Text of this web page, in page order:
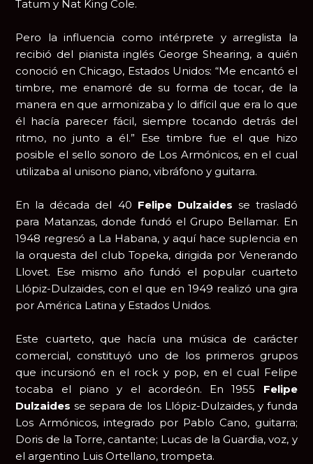
Tatum y Nat King Cole.
Pero la influencia como intérprete y arreglista la
recibió del pianista inglés George Shearing, a quién
conoció en Chicago, Estados Unidos: “Me encantó el
timbre, me enamoré de su forma de tocar, de la
manera en que armonizaba y lo difícil que era lo que
él hacía parecer fácil, siempre tocando detrás del
ritmo, no junto a él.” Ese timbre fue el que hizo
posible el sello sonoro de Los Armónicos, en el cual
utilizaba al unisono piano, vibráfono y guitarra.
En la década del 40 Felipe Dulzaides se trasladó
para Matanzas, donde fundó el Grupo Bellamar. En
1948 regresó a La Habana, y aquí hace suplencia en
la orquesta del club Topeka, dirigida por Venerando
Llovet. Ese mismo año fundó el popular cuarteto
Llópiz-Dulzaides, con el que en 1949 realizó una gira
por América Latina y Estados Unidos.
Este cuarteto, que hacía una música de carácter
comercial, constituyó uno de los primeros grupos
que incursionó en el rock y pop, en el cual Felipe
tocaba el piano y el acordeón. En 1955 Felipe
Dulzaides se separa de los Llópiz-Dulzaides, y funda
Los Armónicos, integrado por Pablo Cano, guitarra;
Doris de la Torre, cantante; Lucas de la Guardia, voz, y
el argentino Luis Ortellano, trompeta.